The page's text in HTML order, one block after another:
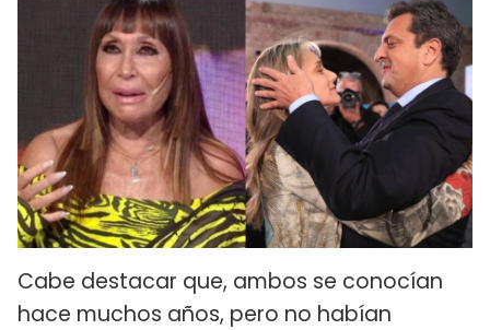
Cabe destacar que, ambos se conocían
hace muchos años, pero no habían